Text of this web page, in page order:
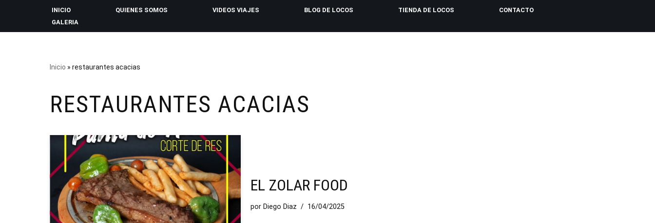
INICIO QUIENES SOMOS VIDEOS VIAJES BLOG DE LOCOS TIENDA DE LOCOS
CONTACTO
GALERIA
Inicio » restaurantes acacias
RESTAURANTES ACACIAS
EL ZOLAR FOOD
por Diego Diaz 16/04/2025